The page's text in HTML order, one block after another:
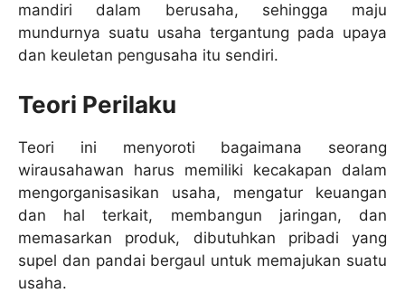
mandiri dalam berusaha, sehingga maju
mundurnya suatu usaha tergantung pada upaya
dan keuletan pengusaha itu sendiri.
Teori Perilaku
Teori ini menyoroti bagaimana seorang
wirausahawan harus memiliki kecakapan dalam
mengorganisasikan usaha, mengatur keuangan
dan hal terkait, membangun jaringan, dan
memasarkan produk, dibutuhkan pribadi yang
supel dan pandai bergaul untuk memajukan suatu
usaha.